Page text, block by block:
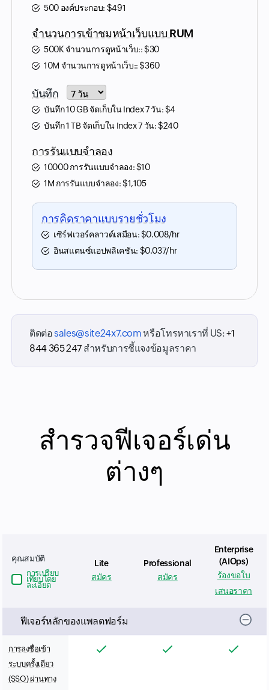
500 องค์ประกอบ: $491
จำนวนการเข้าชมหน้าเว็บแบบ RUM
500K จำนวนการดูหน้าเว็บ::$30
10M จำนวนการดูหน้าเว็บ::$360
บันทึก Input field
บันทึก 10 GB จัดเก็บใน Index 7 วัน:$4
บันทึก 1 TB จัดเก็บใน Index 7 วัน:$240
การรันแบบจำลอง
10000 การรันแบบจำลอง:$10
1M การรันแบบจำลอง:$1,105
การคิดราคาแบบรายชั่วโมง
เซิร์ฟเวอร์คลาวด์เสมือน:$0.008/hr
อินสแตนซ์แอปพลิเคชัน: $0.037/hr
ติดต่อsales@site24x7.comหรือโทรหาเราที่ US:+1
844 365 247 สำหรับการชี้แจงข้อมูลราคา
สำรวจฟีเจอร์เด่น
ต่างๆ
คุณสมบัติ
Input field
การเปรียบ
เทียบโดย
ละเอียด
Lite
สมัคร
Professional
สมัคร
Enterprise
(AIOps)
ร้องขอใบ
เสนอราคา
ฟีเจอร์หลักของแพลตฟอร์ม
การลงชื่อเข้า
ระบบครั้งเดียว
(SSO) ผ่านทาง